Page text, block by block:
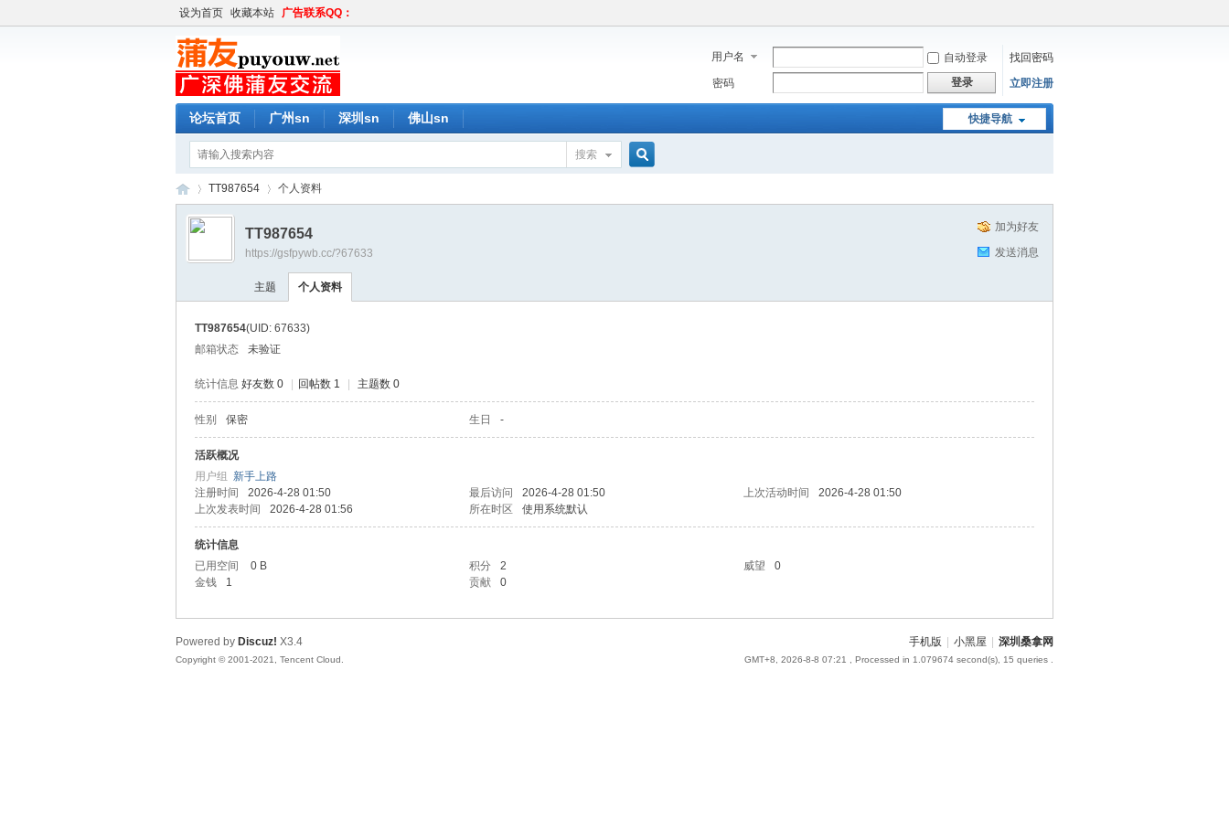
设为首页 收藏本站 广告联系QQ：
用户名 自动登录
找回密码
密码
登录 立即注册
快捷导航
论坛首页 广州sn 深圳sn 佛山sn
搜索
›
TT987654 个人资料
加为好友
发送消息
TT987654
https://gsfpywb.cc/?67633
主题 个人资料
TT987654(UID: 67633)
邮箱状态
未验证
统计信息 好友数 0 回帖数 1 主题数 0
性别 保密 生日 -
活跃概况
用户组 新手上路
注册时间
2026-4-28 01:50 最后访问 2026-4-28 01:50 上次活动时间
2026-4-28 01:50
上次发表时间
2026-4-28 01:56 所在时区 使用系统默认
统计信息
已用空间
0 B 积分 2 威望
0
金钱
1 贡献 0
手机版 小黑屋 深圳桑拿网
GMT+8, 2026-8-8 07:21 , Processed in 1.079674 second(s), 15 queries .
Powered by Discuz! X3.4
Copyright © 2001-2021, Tencent Cloud.